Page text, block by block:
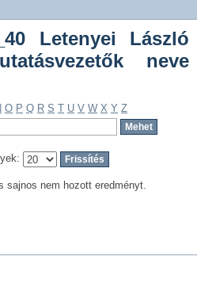
Letenyei László
neve
O P Q R S T U V W X Y Z
sajnos nem hozott eredményt.